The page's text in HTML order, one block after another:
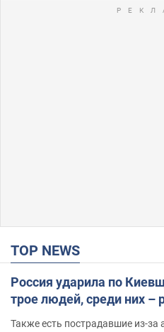
TOP NEWS
Россия ударила по
трое людей, среди них –
Также есть пострадавшие из-за